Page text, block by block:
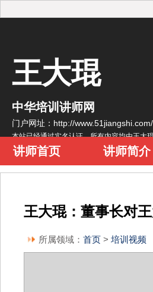
王大琨
中华培训讲师网
门户网址：http://
本站已经通过实名认证，所有内容均由王大
讲师首页 讲师简介
王大琨：董事长对
所属领域： 首页 > 培训视频